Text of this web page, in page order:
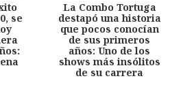
se
La Combo Tortuga
destapó una historia
que pocos conocían
de sus primeros
años: Uno de los
shows más insólitos
de su carrera